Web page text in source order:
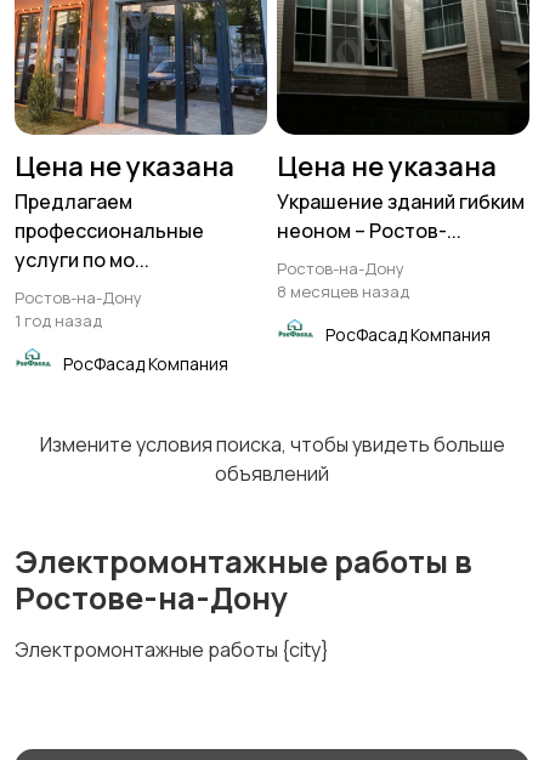
Гидроиспытания
трубопроводов
Установка карнизов
Столярные и
плотницкие работы
Ремонт
электрокотлов
Рольставни и
Озеленение Технический надзор
Цена не указана
Предлагаем
профессиональные
услуги по мо...
Ростов-на-Дону
1 год назад
РосФасад Компания
Цена не указана
Украшение зданий гибким
неоном – Ростов-...
Ростов-на-Дону
8 месяцев назад
РосФасад Компания
Измените условия поиска, чтобы увидеть больше
объявлений
Электромонтажные работы в
Ростове-на-Дону
Электромонтажные работы {city}